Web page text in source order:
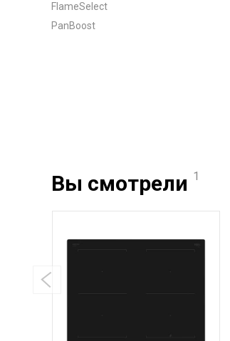
FlameSelect
PanBoost
Вы смотрели 1